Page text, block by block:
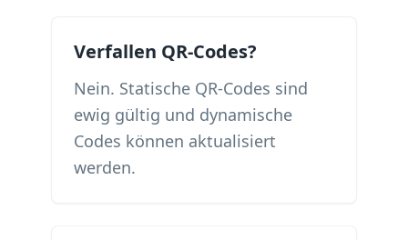
Verfallen QR-Codes?
Nein. Statische QR-Codes sind
ewig gültig und dynamische
Codes können aktualisiert
werden.